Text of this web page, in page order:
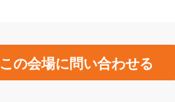
この会場に問い合わせる